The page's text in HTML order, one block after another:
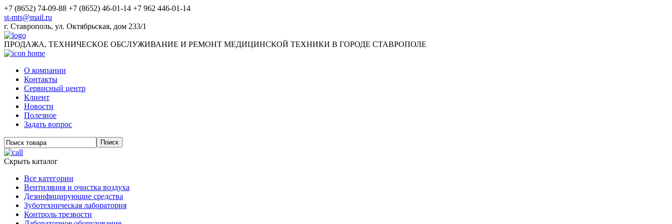
+7 (8652) 74-09-88 +7 (8652) 46-01-14 +7 962 446-01-14
st-mts@mail.ru
г. Ставрополь, ул. Октябрьская, дом 233/1
ПРОДАЖА, ТЕХНИЧЕСКОЕ ОБСЛУЖИВАНИЕ И РЕМОНТ МЕДИЦИНСКОЙ ТЕХНИКИ В ГОРОДЕ СТАВРОПОЛЕ
О компании
Контакты
Сервисный центр
Клиент
Новости
Полезное
Задать вопрос
Скрыть каталог
Все категории
Вентиляция и очистка воздуха
Дезинфицирующие средства
Зуботехническая лаборатория
Контроль трезвости